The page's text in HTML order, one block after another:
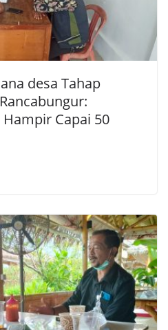
desa Tahap
Capai 50